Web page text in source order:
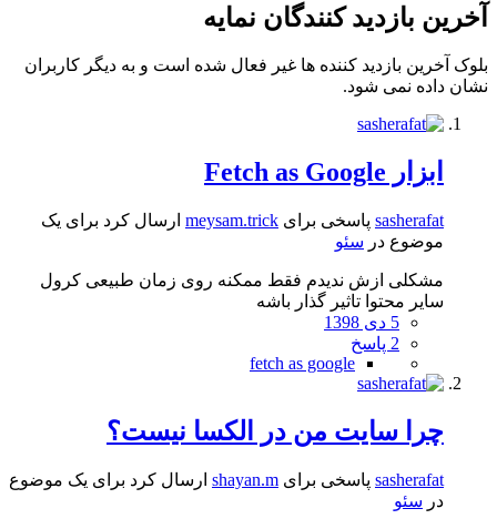
آخرین بازدید کنندگان نمایه
بلوک آخرین بازدید کننده ها غیر فعال شده است و به دیگر کاربران
نشان داده نمی شود.
ابزار Fetch as Google
sasherafat پاسخی برای meysam.trick ارسال کرد برای یک
موضوع در سئو
مشکلی ازش ندیدم فقط ممکنه روی زمان طبیعی کرول
سایر محتوا تاثیر گذار باشه
5 دی 1398
2 پاسخ
fetch as google
چرا سایت من در الکسا نیست؟
sasherafat پاسخی برای shayan.m ارسال کرد برای یک موضوع
در سئو